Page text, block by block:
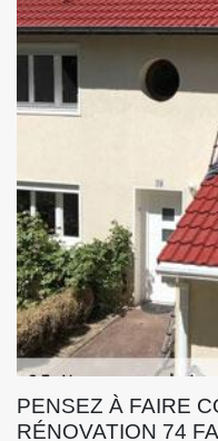
PENSEZ À FAIRE
RÉNOVATION 74